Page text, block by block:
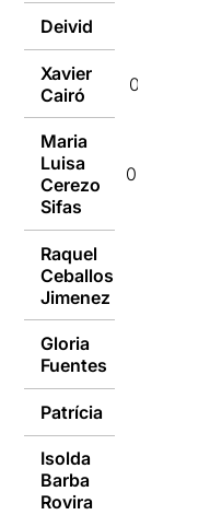
Deivid
Xavier
Cairó
06/10/2015
Maria
Luisa
Cerezo
Sifas
06/10/2015
Raquel
Ceballos
Jimenez
Gloria
Fuentes
Patrícia
Isolda
Barba
Rovira